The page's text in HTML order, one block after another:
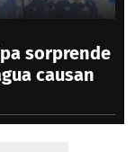
sorprende
causan